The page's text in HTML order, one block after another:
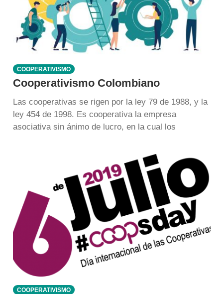
COOPERATIVISMO
Cooperativismo Colombiano
Las cooperativas se rigen por la ley 79 de 1988, y la
ley 454 de 1998. Es cooperativa la empresa
asociativa sin ánimo de lucro, en la cual los
COOPERATIVISMO